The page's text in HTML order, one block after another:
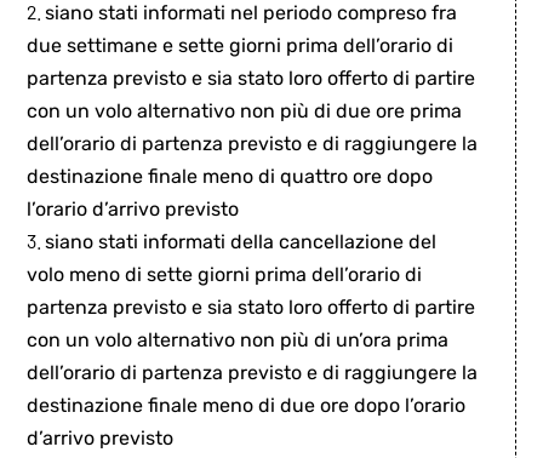
siano stati informati nel periodo compreso fra
due settimane e sette giorni prima dell’orario di
partenza previsto e sia stato loro offerto di partire
con un volo alternativo non più di due ore prima
dell’orario di partenza previsto e di raggiungere la
destinazione finale meno di quattro ore dopo
l’orario d’arrivo previsto
siano stati informati della cancellazione del
volo meno di sette giorni prima dell’orario di
partenza previsto e sia stato loro offerto di partire
con un volo alternativo non più di un’ora prima
dell’orario di partenza previsto e di raggiungere la
destinazione finale meno di due ore dopo l’orario
d’arrivo previsto